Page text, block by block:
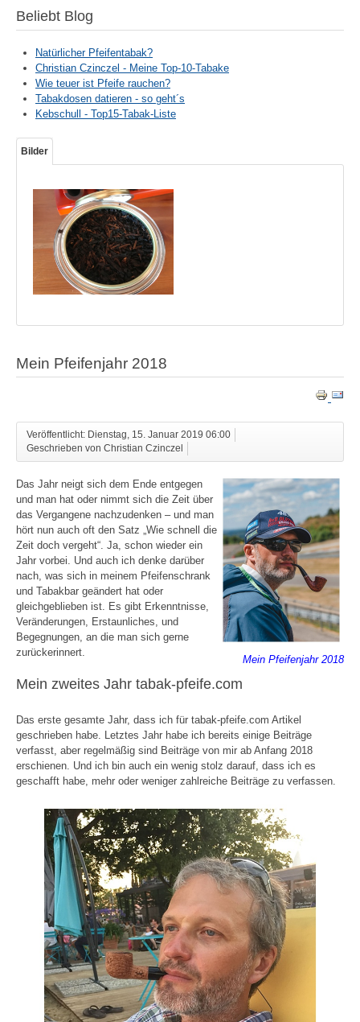
Beliebt Blog
Natürlicher Pfeifentabak?
Christian Czinczel - Meine Top-10-Tabake
Wie teuer ist Pfeife rauchen?
Tabakdosen datieren - so geht´s
Kebschull - Top15-Tabak-Liste
Bilder
Mein Pfeifenjahr 2018
Veröffentlicht: Dienstag, 15. Januar 2019 06:00
Geschrieben von Christian Czinczel
Mein Pfeifenjahr 2018
Das Jahr neigt sich dem Ende entgegen
und man hat oder nimmt sich die Zeit über
das Vergangene nachzudenken – und man
hört nun auch oft den Satz „Wie schnell die
Zeit doch vergeht“. Ja, schon wieder ein
Jahr vorbei. Und auch ich denke darüber
nach, was sich in meinem Pfeifenschrank
und Tabakbar geändert hat oder
gleichgeblieben ist. Es gibt Erkenntnisse,
Veränderungen, Erstaunliches, und
Begegnungen, an die man sich gerne
zurückerinnert.
Mein zweites Jahr tabak-pfeife.com
Das erste gesamte Jahr, dass ich für tabak-pfeife.com Artikel
geschrieben habe. Letztes Jahr habe ich bereits einige Beiträge
verfasst, aber regelmäßig sind Beiträge von mir ab Anfang 2018
erschienen. Und ich bin auch ein wenig stolz darauf, dass ich es
geschafft habe, mehr oder weniger zahlreiche Beiträge zu verfassen.